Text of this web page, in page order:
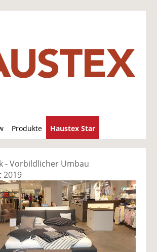
Produkte Haustex Star
u
c
- Vorbildlicher Umbau
2019